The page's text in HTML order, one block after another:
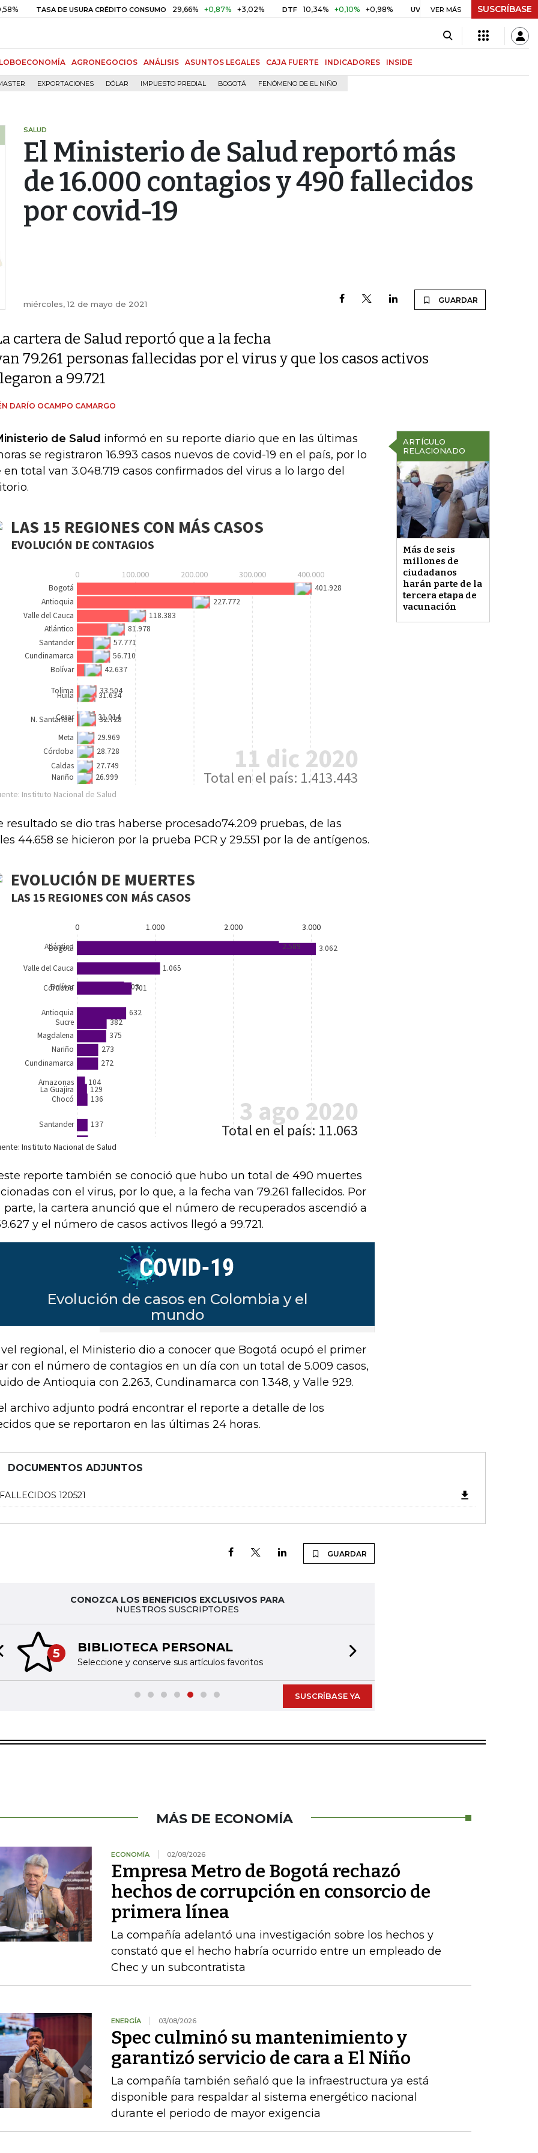
DE USURA CRÉDITO CONSUMO 29,66% +0,87% +3,02% DTF 10,34% +0,10% +0,98% UVR $ 416,81 +$ 0,05 +0,01% BITCOIN
VER MÁS SUSCRÍBASE
AGRONEGOCIOS ANÁLISIS ASUNTOS LEGALES CAJA FUERTE INDICADORES INSIDE
EXPORTACIONES DÓLAR IMPUESTO PREDIAL BOGOTÁ FENÓMENO DE EL NIÑO
SALUD
El Ministerio de Salud reportó más
de 16.000 contagios y 490 fallecidos
por covid-19
miércoles, 12 de mayo de 2021 GUARDAR
cartera de Salud reportó que a la fecha
79.261 personas fallecidas por el virus y que los casos activos
a 99.721
DARÍO OCAMPO CAMARGO
ARTÍCULO
RELACIONADO
Más de seis
millones de
ciudadanos
harán parte de la
tercera etapa de
vacunación
de Salud informó en su reporte diario que en las últimas
se registraron 16.993 casos nuevos de covid-19 en el país, por lo
en total van 3.048.719 casos confirmados del virus a lo largo del
resultado se dio tras haberse procesado74.209 pruebas, de las
44.658 se hicieron por la prueba PCR y 29.551 por la de antígenos.
reporte también se conoció que hubo un total de 490 muertes
con el virus, por lo que, a la fecha van 79.261 fallecidos. Por
parte, la cartera anunció que el número de recuperados ascendió a
y el número de casos activos llegó a 99.721.
regional, el Ministerio dio a conocer que Bogotá ocupó el primer
con el número de contagios en un día con un total de 5.009 casos,
de Antioquia con 2.263, Cundinamarca con 1.348, y Valle 929.
archivo adjunto podrá encontrar el reporte a detalle de los
que se reportaron en las últimas 24 horas.
DOCUMENTOS ADJUNTOS
FALLECIDOS 120521
GUARDAR
CONOZCA LOS BENEFICIOS EXCLUSIVOS PARA
NUESTROS SUSCRIPTORES
5 BIBLIOTECA PERSONAL
Seleccione y conserve sus artículos favoritos
slide
SUSCRÍBASE YA
MÁS DE ECONOMÍA
ECONOMÍA 02/08/2026
Empresa Metro de Bogotá rechazó
hechos de corrupción en consorcio de
primera línea
La compañía adelantó una investigación sobre los hechos y
constató que el hecho habría ocurrido entre un empleado de
Chec y un subcontratista
ENERGÍA 03/08/2026
Spec culminó su mantenimiento y
garantizó servicio de cara a El Niño
La compañía también señaló que la infraestructura ya está
disponible para respaldar al sistema energético nacional
durante el periodo de mayor exigencia